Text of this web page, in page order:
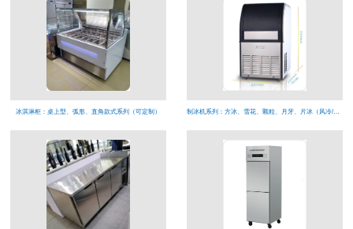
冰淇淋柜：桌上型、弧形、直角款式系列（可定制） 制冰机系列：方冰、雪花、颗粒、月牙、片冰（风冷/水冷）